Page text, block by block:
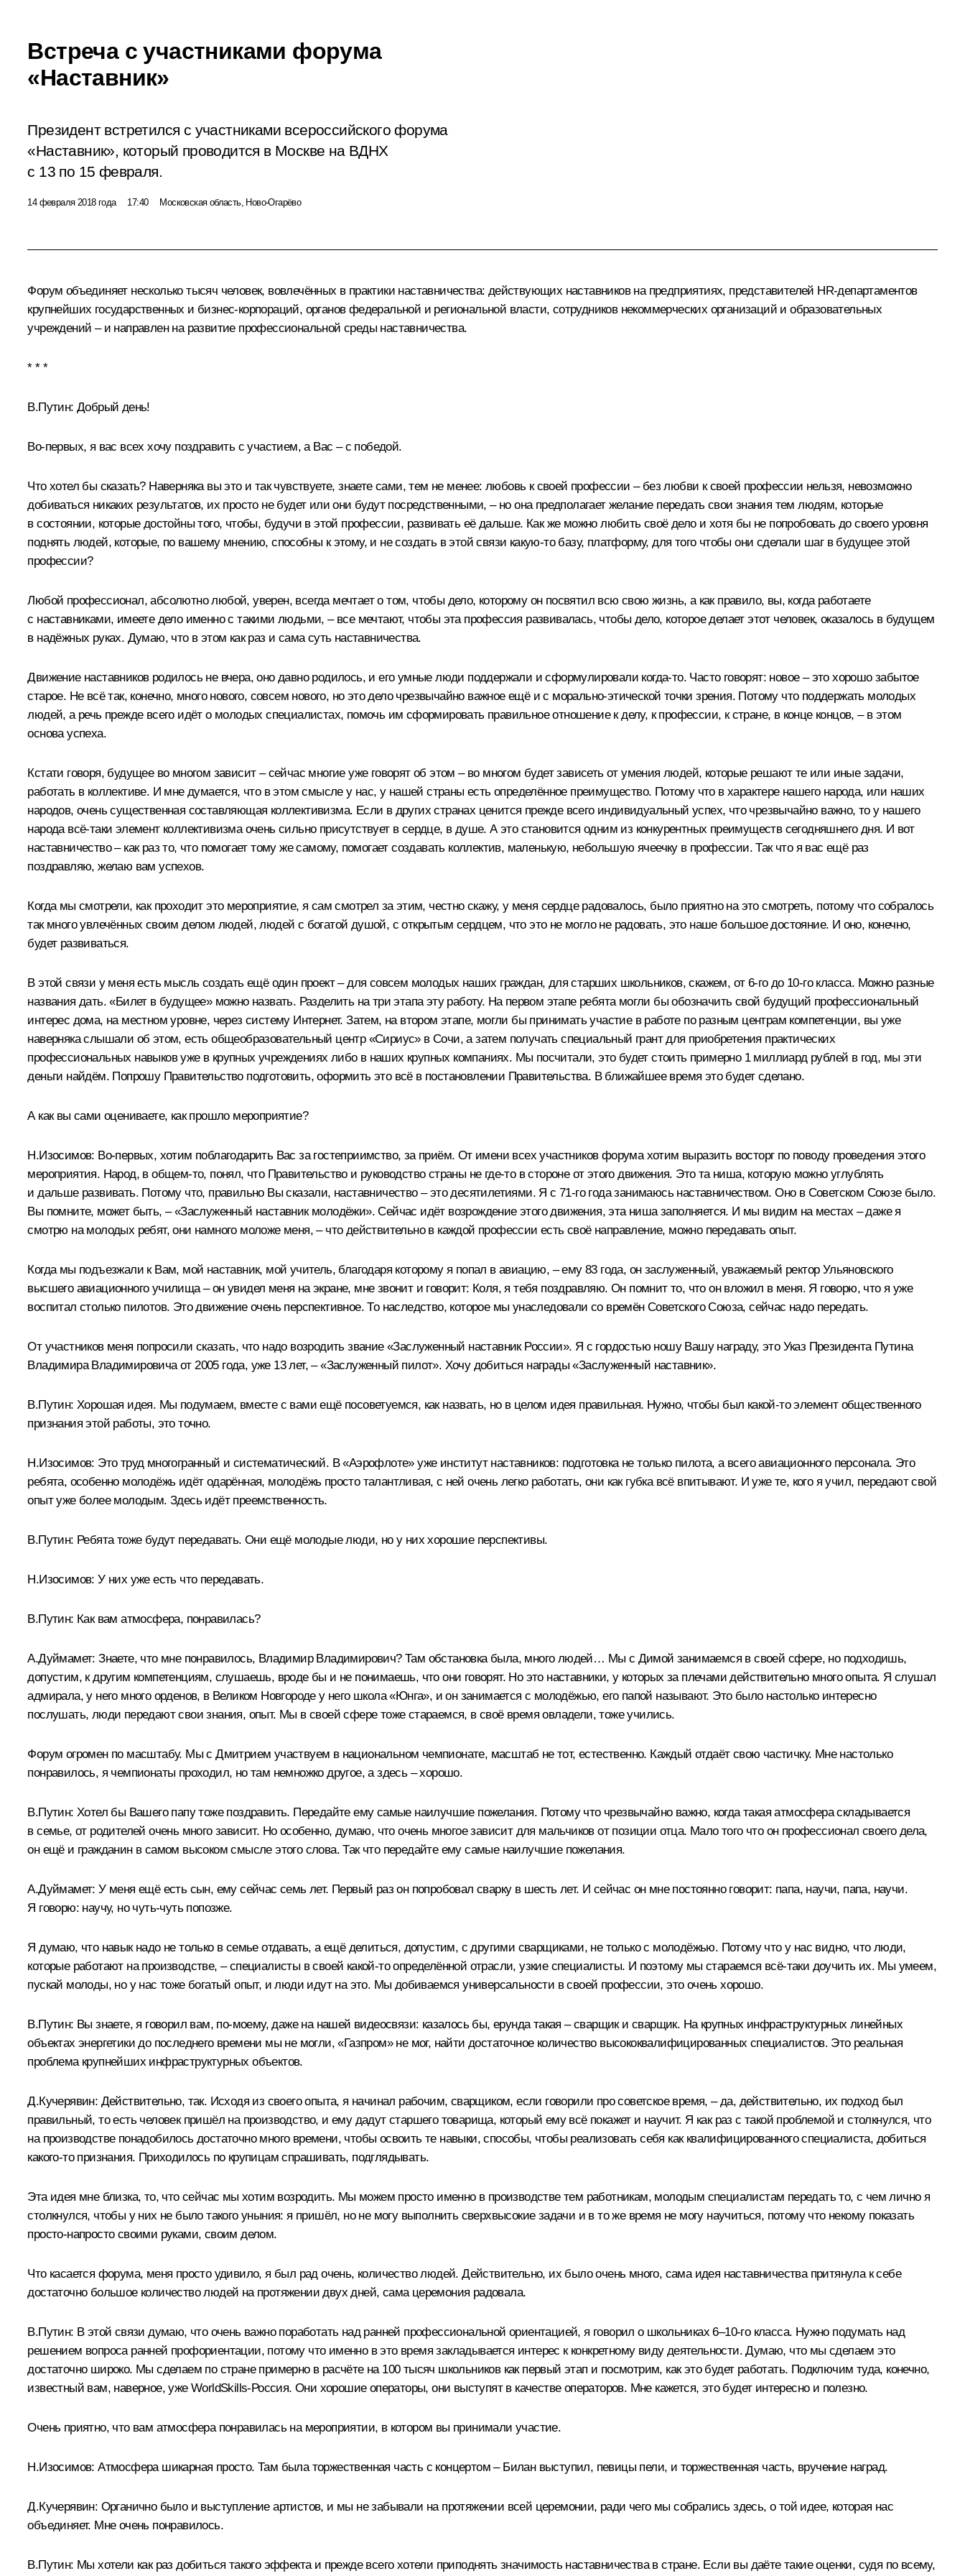
Встреча с участниками форума
«Наставник»
Президент встретился с участниками всероссийского форума
«Наставник», который проводится в Москве на ВДНХ
с 13 по 15 февраля.
14 февраля 2018 года 17:40 Московская область, Ново-Огарёво
Форум объединяет несколько тысяч человек, вовлечённых в практики наставничества: действующих наставников на предприятиях, представителей HR‑департаментов
крупнейших государственных и бизнес-корпораций, органов федеральной и региональной власти, сотрудников некоммерческих организаций и образовательных
учреждений – и направлен на развитие профессиональной среды наставничества.
* * *
В.Путин: Добрый день!
Во-первых, я вас всех хочу поздравить с участием, а Вас – с победой.
Что хотел бы сказать? Наверняка вы это и так чувствуете, знаете сами, тем не менее: любовь к своей профессии – без любви к своей профессии нельзя, невозможно
добиваться никаких результатов, их просто не будет или они будут посредственными, – но она предполагает желание передать свои знания тем людям, которые
в состоянии, которые достойны того, чтобы, будучи в этой профессии, развивать её дальше. Как же можно любить своё дело и хотя бы не попробовать до своего уровня
поднять людей, которые, по вашему мнению, способны к этому, и не создать в этой связи какую‑то базу, платформу, для того чтобы они сделали шаг в будущее этой
профессии?
Любой профессионал, абсолютно любой, уверен, всегда мечтает о том, чтобы дело, которому он посвятил всю свою жизнь, а как правило, вы, когда работаете
с наставниками, имеете дело именно с такими людьми, – все мечтают, чтобы эта профессия развивалась, чтобы дело, которое делает этот человек, оказалось в будущем
в надёжных руках. Думаю, что в этом как раз и сама суть наставничества.
Движение наставников родилось не вчера, оно давно родилось, и его умные люди поддержали и сформулировали когда‑то. Часто говорят: новое – это хорошо забытое
старое. Не всё так, конечно, много нового, совсем нового, но это дело чрезвычайно важное ещё и с морально-этической точки зрения. Потому что поддержать молодых
людей, а речь прежде всего идёт о молодых специалистах, помочь им сформировать правильное отношение к делу, к профессии, к стране, в конце концов, – в этом
основа успеха.
Кстати говоря, будущее во многом зависит – сейчас многие уже говорят об этом – во многом будет зависеть от умения людей, которые решают те или иные задачи,
работать в коллективе. И мне думается, что в этом смысле у нас, у нашей страны есть определённое преимущество. Потому что в характере нашего народа, или наших
народов, очень существенная составляющая коллективизма. Если в других странах ценится прежде всего индивидуальный успех, что чрезвычайно важно, то у нашего
народа всё‑таки элемент коллективизма очень сильно присутствует в сердце, в душе. А это становится одним из конкурентных преимуществ сегодняшнего дня. И вот
наставничество – как раз то, что помогает тому же самому, помогает создавать коллектив, маленькую, небольшую ячеечку в профессии. Так что я вас ещё раз
поздравляю, желаю вам успехов.
Когда мы смотрели, как проходит это мероприятие, я сам смотрел за этим, честно скажу, у меня сердце радовалось, было приятно на это смотреть, потому что собралось
так много увлечённых своим делом людей, людей с богатой душой, с открытым сердцем, что это не могло не радовать, это наше большое достояние. И оно, конечно,
будет развиваться.
В этой связи у меня есть мысль создать ещё один проект – для совсем молодых наших граждан, для старших школьников, скажем, от 6‑го до 10‑го класса. Можно разные
названия дать. «Билет в будущее» можно назвать. Разделить на три этапа эту работу. На первом этапе ребята могли бы обозначить свой будущий профессиональный
интерес дома, на местном уровне, через систему Интернет. Затем, на втором этапе, могли бы принимать участие в работе по разным центрам компетенции, вы уже
наверняка слышали об этом, есть общеобразовательный центр «Сириус» в Сочи, а затем получать специальный грант для приобретения практических
профессиональных навыков уже в крупных учреждениях либо в наших крупных компаниях. Мы посчитали, это будет стоить примерно 1 миллиард рублей в год, мы эти
деньги найдём. Попрошу Правительство подготовить, оформить это всё в постановлении Правительства. В ближайшее время это будет сделано.
А как вы сами оцениваете, как прошло мероприятие?
Н.Изосимов: Во‑первых, хотим поблагодарить Вас за гостеприимство, за приём. От имени всех участников форума хотим выразить восторг по поводу проведения этого
мероприятия. Народ, в общем‑то, понял, что Правительство и руководство страны не где‑то в стороне от этого движения. Это та ниша, которую можно углублять
и дальше развивать. Потому что, правильно Вы сказали, наставничество – это десятилетиями. Я с 71‑го года занимаюсь наставничеством. Оно в Советском Союзе было.
Вы помните, может быть, – «Заслуженный наставник молодёжи». Сейчас идёт возрождение этого движения, эта ниша заполняется. И мы видим на местах – даже я
смотрю на молодых ребят, они намного моложе меня, – что действительно в каждой профессии есть своё направление, можно передавать опыт.
Когда мы подъезжали к Вам, мой наставник, мой учитель, благодаря которому я попал в авиацию, – ему 83 года, он заслуженный, уважаемый ректор Ульяновского
высшего авиационного училища – он увидел меня на экране, мне звонит и говорит: Коля, я тебя поздравляю. Он помнит то, что он вложил в меня. Я говорю, что я уже
воспитал столько пилотов. Это движение очень перспективное. То наследство, которое мы унаследовали со времён Советского Союза, сейчас надо передать.
От участников меня попросили сказать, что надо возродить звание «Заслуженный наставник России». Я с гордостью ношу Вашу награду, это Указ Президента Путина
Владимира Владимировича от 2005 года, уже 13 лет, – «Заслуженный пилот». Хочу добиться награды «Заслуженный наставник».
В.Путин: Хорошая идея. Мы подумаем, вместе с вами ещё посоветуемся, как назвать, но в целом идея правильная. Нужно, чтобы был какой‑то элемент общественного
признания этой работы, это точно.
Н.Изосимов: Это труд многогранный и систематический. В «Аэрофлоте» уже институт наставников: подготовка не только пилота, а всего авиационного персонала. Это
ребята, особенно молодёжь идёт одарённая, молодёжь просто талантливая, с ней очень легко работать, они как губка всё впитывают. И уже те, кого я учил, передают свой
опыт уже более молодым. Здесь идёт преемственность.
В.Путин: Ребята тоже будут передавать. Они ещё молодые люди, но у них хорошие перспективы.
Н.Изосимов:У них уже есть что передавать.
В.Путин: Как вам атмосфера, понравилась?
А.Дуймамет:Знаете, что мне понравилось, Владимир Владимирович? Там обстановка была, много людей… Мы с Димой занимаемся в своей сфере, но подходишь,
допустим, к другим компетенциям, слушаешь, вроде бы и не понимаешь, что они говорят. Но это наставники, у которых за плечами действительно много опыта. Я слушал
адмирала, у него много орденов, в Великом Новгороде у него школа «Юнга», и он занимается с молодёжью, его папой называют. Это было настолько интересно
послушать, люди передают свои знания, опыт. Мы в своей сфере тоже стараемся, в своё время овладели, тоже учились.
Форум огромен по масштабу. Мы с Дмитрием участвуем в национальном чемпионате, масштаб не тот, естественно. Каждый отдаёт свою частичку. Мне настолько
понравилось, я чемпионаты проходил, но там немножко другое, а здесь – хорошо.
В.Путин: Хотел бы Вашего папу тоже поздравить. Передайте ему самые наилучшие пожелания. Потому что чрезвычайно важно, когда такая атмосфера складывается
в семье, от родителей очень много зависит. Но особенно, думаю, что очень многое зависит для мальчиков от позиции отца. Мало того что он профессионал своего дела,
он ещё и гражданин в самом высоком смысле этого слова. Так что передайте ему самые наилучшие пожелания.
А.Дуймамет:У меня ещё есть сын, ему сейчас семь лет. Первый раз он попробовал сварку в шесть лет. И сейчас он мне постоянно говорит: папа, научи, папа, научи.
Я говорю: научу, но чуть‑чуть попозже.
Я думаю, что навык надо не только в семье отдавать, а ещё делиться, допустим, с другими сварщиками, не только с молодёжью. Потому что у нас видно, что люди,
которые работают на производстве, – специалисты в своей какой‑то определённой отрасли, узкие специалисты. И поэтому мы стараемся всё‑таки доучить их. Мы умеем,
пускай молоды, но у нас тоже богатый опыт, и люди идут на это. Мы добиваемся универсальности в своей профессии, это очень хорошо.
В.Путин: Вы знаете, я говорил вам, по‑моему, даже на нашей видеосвязи: казалось бы, ерунда такая – сварщик и сварщик. На крупных инфраструктурных линейных
объектах энергетики до последнего времени мы не могли, «Газпром» не мог, найти достаточное количество высококвалифицированных специалистов. Это реальная
проблема крупнейших инфраструктурных объектов.
Д.Кучерявин: Действительно, так. Исходя из своего опыта, я начинал рабочим, сварщиком, если говорили про советское время, – да, действительно, их подход был
правильный, то есть человек пришёл на производство, и ему дадут старшего товарища, который ему всё покажет и научит. Я как раз с такой проблемой и столкнулся, что
на производстве понадобилось достаточно много времени, чтобы освоить те навыки, способы, чтобы реализовать себя как квалифицированного специалиста, добиться
какого‑то признания. Приходилось по крупицам спрашивать, подглядывать.
Эта идея мне близка, то, что сейчас мы хотим возродить. Мы можем просто именно в производстве тем работникам, молодым специалистам передать то, с чем лично я
столкнулся, чтобы у них не было такого уныния: я пришёл, но не могу выполнить сверхвысокие задачи и в то же время не могу научиться, потому что некому показать
просто-напросто своими руками, своим делом.
Что касается форума, меня просто удивило, я был рад очень, количество людей. Действительно, их было очень много, сама идея наставничества притянула к себе
достаточно большое количество людей на протяжении двух дней, сама церемония радовала.
В.Путин: В этой связи думаю, что очень важно поработать над ранней профессиональной ориентацией, я говорил о школьниках 6–10‑го класса. Нужно подумать над
решением вопроса ранней профориентации, потому что именно в это время закладывается интерес к конкретному виду деятельности. Думаю, что мы сделаем это
достаточно широко. Мы сделаем по стране примерно в расчёте на 100 тысяч школьников как первый этап и посмотрим, как это будет работать. Подключим туда, конечно,
известный вам, наверное, уже WorldSkills‑Россия. Они хорошие операторы, они выступят в качестве операторов. Мне кажется, это будет интересно и полезно.
Очень приятно, что вам атмосфера понравилась на мероприятии, в котором вы принимали участие.
Н.Изосимов:Атмосфера шикарная просто. Там была торжественная часть с концертом – Билан выступил, певицы пели, и торжественная часть, вручение наград.
Д.Кучерявин: Органично было и выступление артистов, и мы не забывали на протяжении всей церемонии, ради чего мы собрались здесь, о той идее, которая нас
объединяет. Мне очень понравилось.
В.Путин: Мы хотели как раз добиться такого эффекта и прежде всего хотели приподнять значимость наставничества в стране. Если вы даёте такие оценки, судя по всему,